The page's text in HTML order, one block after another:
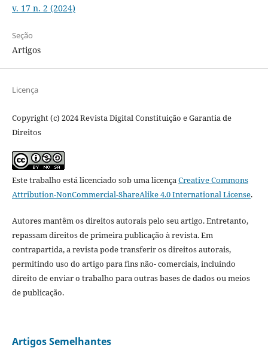
v. 17 n. 2 (2024)
Seção
Artigos
Licença
Copyright (c) 2024 Revista Digital Constituição e Garantia de
Direitos
Este trabalho está licenciado sob uma licençaCreative Commons
Attribution-NonCommercial-ShareAlike 4.0 International License.
Autores mantêm os direitos autorais pelo seu artigo. Entretanto,
repassam direitos de primeira publicação à revista. Em
contrapartida, a revista pode transferir os direitos autorais,
permitindo uso do artigo para fins não- comerciais, incluindo
direito de enviar o trabalho para outras bases de dados ou meios
de publicação.
Artigos Semelhantes